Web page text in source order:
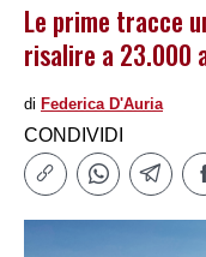
Le prime tracce
risalire a 23.000
di Federica DʹAuria
CONDIVIDI